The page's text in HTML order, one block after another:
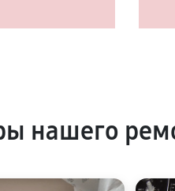
нашего